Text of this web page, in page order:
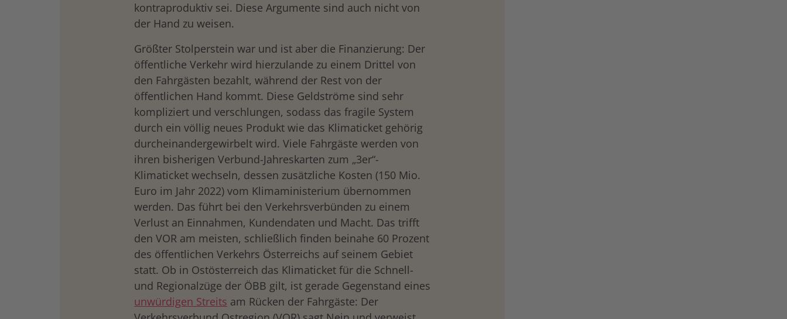
kontraproduktiv sei. Diese Argumente sind auch nicht von
der Hand zu weisen.
Größter Stolperstein war und ist aber die Finanzierung: Der
öffentliche Verkehr wird hierzulande zu einem Drittel von
den Fahrgästen bezahlt, während der Rest von der
öffentlichen Hand kommt. Diese Geldströme sind sehr
kompliziert und verschlungen, sodass das fragile System
durch ein völlig neues Produkt wie das Klimaticket gehörig
durcheinandergewirbelt wird. Viele Fahrgäste werden von
ihren bisherigen Verbund-Jahreskarten zum „3er“-
Klimaticket wechseln, dessen zusätzliche Kosten (150 Mio.
Euro im Jahr 2022) vom Klimaministerium übernommen
werden. Das führt bei den Verkehrsverbünden zu einem
Verlust an Einnahmen, Kundendaten und Macht. Das trifft
den VOR am meisten, schließlich finden beinahe 60 Prozent
des öffentlichen Verkehrs Österreichs auf seinem Gebiet
statt. Ob in Ostösterreich das Klimaticket für die Schnell-
und Regionalzüge der ÖBB gilt, ist gerade Gegenstand eines
unwürdigen Streits am Rücken der Fahrgäste: Der